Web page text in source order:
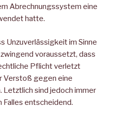
Abrechnungssystem eine
hatte.
Unzuverlässigkeit im Sinne
voraussetzt, dass
Pflicht verletzt
Verstoß gegen eine
sind jedoch immer
Falles entscheidend.